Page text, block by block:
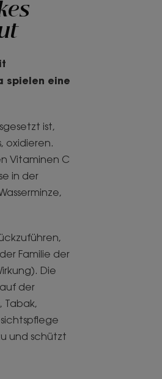
spielen eine
ist,
oxidieren.
Vitaminen C
in der
Familie der
Die
der
Tabak,
und schützt